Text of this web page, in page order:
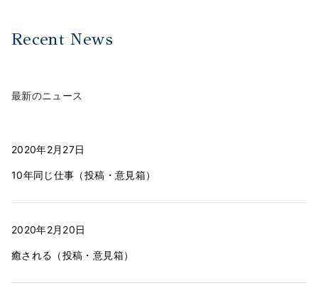
Recent News
最新のニュース
2020年2月27日
10年同じ仕事（投稿・意見箱）
2020年2月20日
癒される（投稿・意見箱）